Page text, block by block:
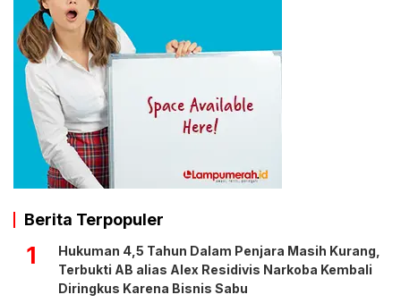
Berita Terpopuler
1
Hukuman 4,5 Tahun Dalam Penjara Masih Kurang,
Terbukti AB alias Alex Residivis Narkoba Kembali
Diringkus Karena Bisnis Sabu